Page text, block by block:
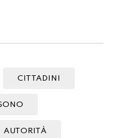
CITTADINI
AUTORITÀ